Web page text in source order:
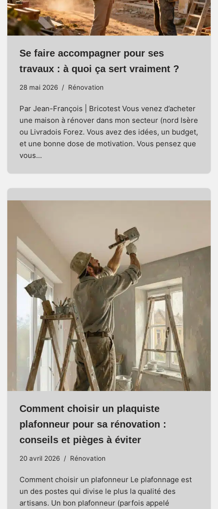
Se faire accompagner pour ses
travaux : à quoi ça sert vraiment ?
28 mai 2026 Rénovation
Par Jean-François | Bricotest Vous venez d’acheter
une maison à rénover dans mon secteur (nord Isère
ou Livradois Forez. Vous avez des idées, un budget,
et une bonne dose de motivation. Vous pensez que
vous…
Comment choisir un plaquiste
plafonneur pour sa rénovation :
conseils et pièges à éviter
20 avril 2026 Rénovation
Comment choisir un plafonneur Le plafonnage est
un des postes qui divise le plus la qualité des
artisans. Un bon plafonneur (parfois appelé